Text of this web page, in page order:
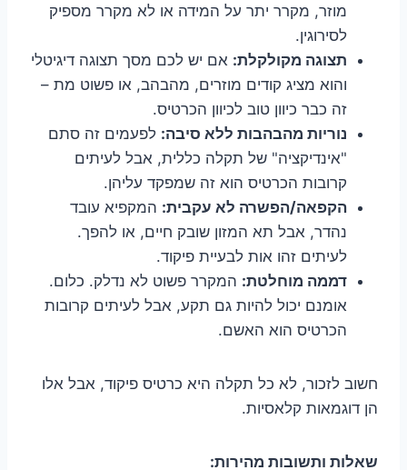
מוזר, מקרר יתר על המידה או לא מקרר מספיק
לסירוגין.
תצוגה מקולקלת: אם יש לכם מסך תצוגה דיגיטלי
והוא מציג קודים מוזרים, מהבהב, או פשוט מת –
זה כבר כיוון טוב לכיוון הכרטיס.
נוריות מהבהבות ללא סיבה: לפעמים זה סתם
"אינדיקציה" של תקלה כללית, אבל לעיתים
קרובות הכרטיס הוא זה שמפקד עליהן.
הקפאה/הפשרה לא עקבית: המקפיא עובד
נהדר, אבל תא המזון שובק חיים, או להפך.
לעיתים זהו אות לבעיית פיקוד.
דממה מוחלטת: המקרר פשוט לא נדלק. כלום.
אומנם יכול להיות גם תקע, אבל לעיתים קרובות
הכרטיס הוא האשם.
חשוב לזכור, לא כל תקלה היא כרטיס פיקוד, אבל אלו
הן דוגמאות קלאסיות.
שאלות ותשובות מהירות: